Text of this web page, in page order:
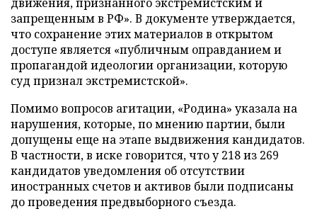
запрещенным в РФ». В документе утверждается,
что сохранение этих материалов в открытом
доступе является «публичным оправданием и
пропагандой идеологии организации, которую
суд признал экстремистской».
Помимо вопросов агитации, «Родина» указала на
нарушения, которые, по мнению партии, были
допущены еще на этапе выдвижения кандидатов.
В частности, в иске говорится, что у 218 из 269
кандидатов уведомления об отсутствии
иностранных счетов и активов были подписаны
до проведения предвыборного съезда.